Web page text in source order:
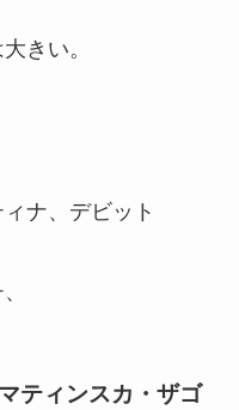
きい。
ナ、デビット
ティンスカ・ザゴ